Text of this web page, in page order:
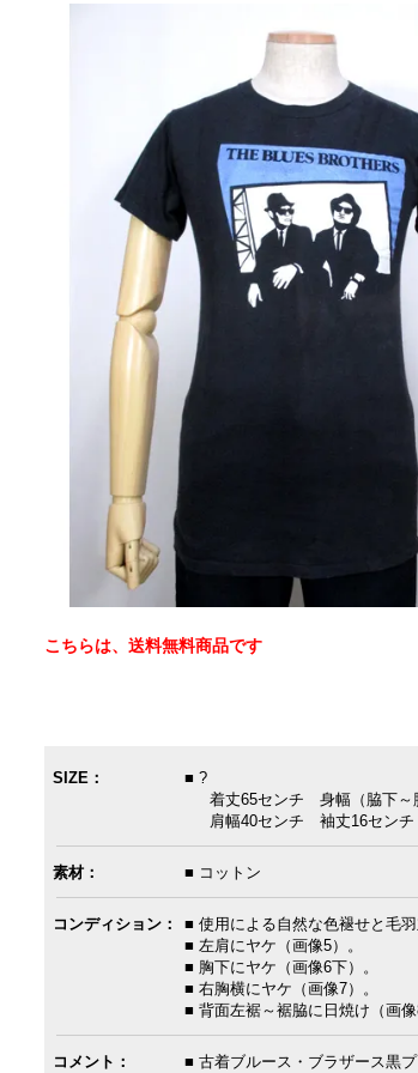
こちらは、送料無料商品です
SIZE：
■ ?
着丈65センチ 身幅（脇下～
肩幅40センチ 袖丈16センチ
素材： ■ コットン
コンディション：
■ 使用による自然な色褪せと毛羽
■ 左肩にヤケ（画像5）。
■ 胸下にヤケ（画像6下）。
■ 右胸横にヤケ（画像7）。
■ 背面左裾～裾脇に日焼け（画像
コメント：
■ 古着ブルース・ブラザース黒プ